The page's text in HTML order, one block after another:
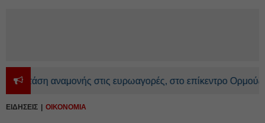
Στάση αναμονής στις ευρωαγορές, στο επίκεντρο Ορμούζ και
ΕΙΔΗΣΕΙΣ ΟΙΚΟΝΟΜΙΑ